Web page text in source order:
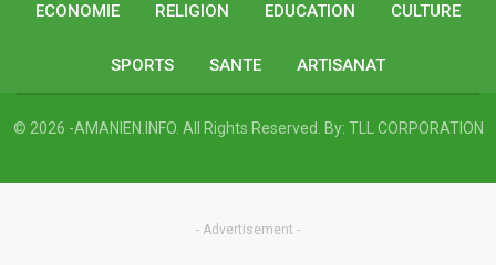
ECONOMIE RELIGION EDUCATION CULTURE
SPORTS SANTE ARTISANAT
© 2026 -AMANIEN.INFO. All Rights Reserved. By: TLL CORPORATION
- Advertisement -